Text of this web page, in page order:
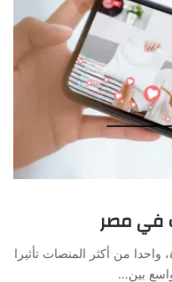
في مصر
من أكثر المنصات تأثيرا
بين…